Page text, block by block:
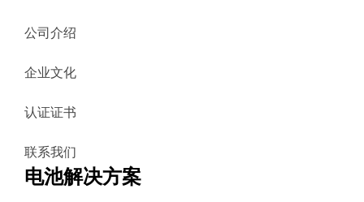
公司介绍
企业文化
认证证书
联系我们
电池解决方案